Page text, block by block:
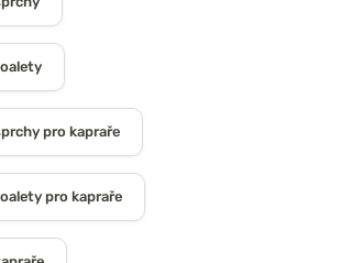
pro kapraře
pro kapraře